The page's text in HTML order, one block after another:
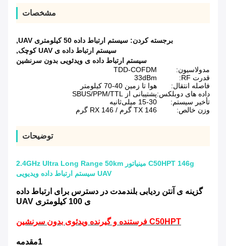
مشخصات
برجسته کردن: سیستم ارتباط داده 50 کیلومتری UAV
,
سیستم ارتباط داده ی UAV کوچک
,
سیستم ارتباط داده ی ویدئویی بدون سرنشین
مدولاسیون:
TDD-COFDM
قدرت RF:
33dBm
فاصله انتقال:
هوا تا زمین 40-70 کیلومتر
داده های دوبلکس:پشتیبانی از SBUS/PPM/TTL
تأخیر سیستم:
15-30 میلی‌ثانیه
وزن خالص:
TX 146 گرم / RX 146 گرم
توضیحات
C50HPT 146g مینیاتور 2.4GHz Ultra Long Range 50km
UAV سیستم ارتباط داده ویدیویی
گزینه ی آنتن ردیابی بلندمدت در دسترس برای ارتباط داده
ی 100 کیلومتری UAV
C50HPT فرستنده و گیرنده ویدئوی بدون سرنشین
1مقدمه